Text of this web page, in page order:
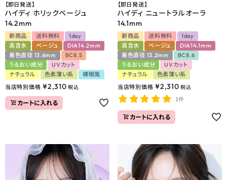
【即日発送】
ハイディ ホリックベージュ
14.2mm
新商品 送料無料
1day
高含水
ベージュ
DIA14.2mm
着色直径 13.6mm
BC8.5
うるおい成分
UVカット
ナチュラル
色素薄い系
裸眼風
当店特別価格 ¥2,310 税込
カートに入れる
【即日発送】
ハイディ ニュートラルオーラ
14.1mm
新商品 送料無料
1day
高含水
ベージュ
DIA14.1mm
着色直径 13.2mm
BC8.6
うるおい成分
UVカット
ナチュラル
色素薄い系
当店特別価格 ¥2,310 税込
1件
カートに入れる